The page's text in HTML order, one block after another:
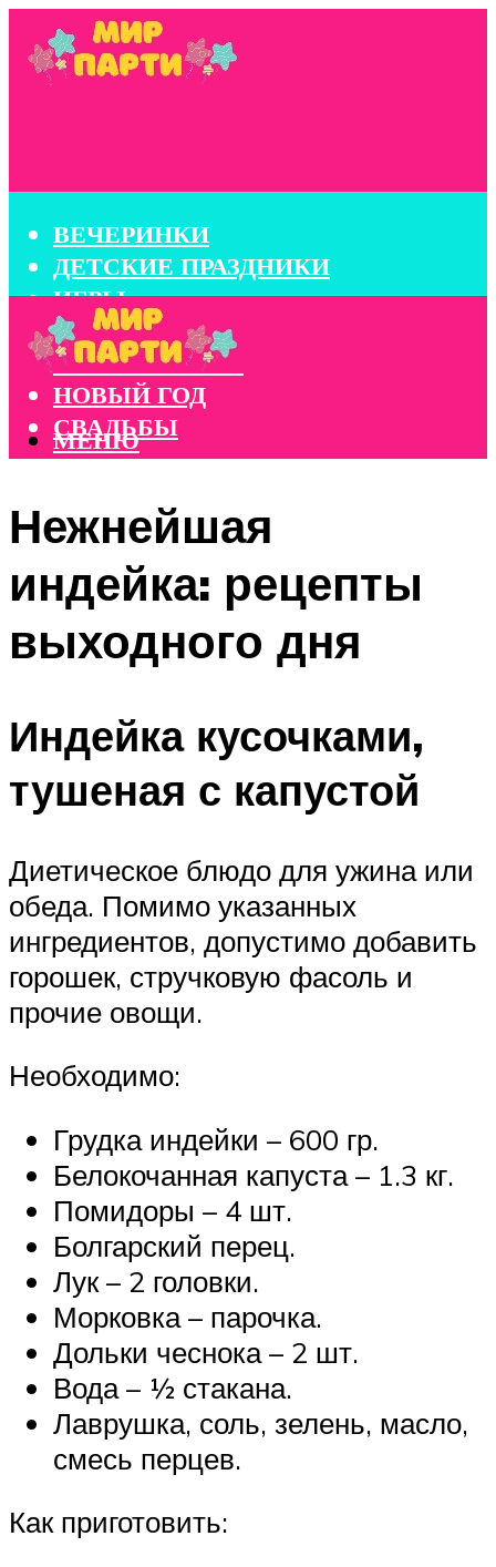
ВЕЧЕРИНКИ
ДЕТСКИЕ ПРАЗДНИКИ
ИГРЫ
КОНКУРСЫ
КОРПОРАТИВЫ
НОВЫЙ ГОД
СВАДЬБЫ
МЕНЮ
Нежнейшая
индейка: рецепты
выходного дня
Индейка кусочками,
тушеная с капустой
Диетическое блюдо для ужина или
обеда. Помимо указанных
ингредиентов, допустимо добавить
горошек, стручковую фасоль и
прочие овощи.
Необходимо:
Грудка индейки – 600 гр.
Белокочанная капуста – 1.3 кг.
Помидоры – 4 шт.
Болгарский перец.
Лук – 2 головки.
Морковка – парочка.
Дольки чеснока – 2 шт.
Вода – ½ стакана.
Лаврушка, соль, зелень, масло,
смесь перцев.
Как приготовить: